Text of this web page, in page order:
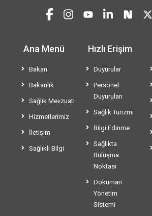
Ana Menü
Bakan
Bakanlık
Sağlık Mevzuatı
Hizmetlerimiz
İletişim
Sağlıklı Bilgi
Hızlı Erişim
Duyurular
Personel
Duyuruları
Sağlık Turizmi
Bilgi Edinme
Sağlıkta
Buluşma
Noktası
Doküman
Yönetim
Sistemi